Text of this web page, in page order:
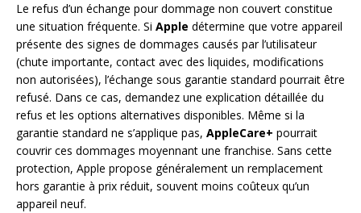
Le refus d’un échange pour dommage non couvert constitue
une situation fréquente. Si Apple détermine que votre appareil
présente des signes de dommages causés par l’utilisateur
(chute importante, contact avec des liquides, modifications
non autorisées), l’échange sous garantie standard pourrait être
refusé. Dans ce cas, demandez une explication détaillée du
refus et les options alternatives disponibles. Même si la
garantie standard ne s’applique pas, AppleCare+ pourrait
couvrir ces dommages moyennant une franchise. Sans cette
protection, Apple propose généralement un remplacement
hors garantie à prix réduit, souvent moins coûteux qu’un
appareil neuf.